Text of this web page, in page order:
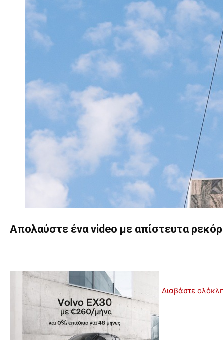
Απολαύστε ένα video με απίστευτα
Διαβάστε